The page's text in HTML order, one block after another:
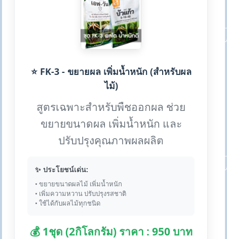
⭐ FK-3 - ขยายผล เพิ่มน้ำหนัก (สำหรับผล
ไม้)
สูตรเฉพาะสำหรับพืชออกผล ช่วย
ขยายขนาดผล เพิ่มน้ำหนัก และ
ปรับปรุงคุณภาพผลผลิต
✨ ประโยชน์เด่น:
• ขยายขนาดผลไม้ เพิ่มน้ำหนัก
• เพิ่มความหวาน ปรับปรุงรสชาติ
• ใช้ได้กับผลไม้ทุกชนิด
💰 1ชุด (2กิโลกรัม) ราคา : 950 บาท